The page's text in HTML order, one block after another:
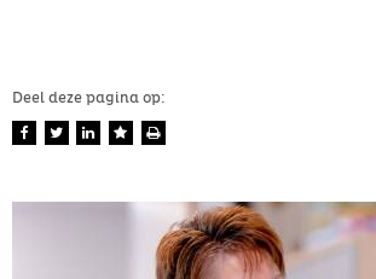
Deel deze pagina op: